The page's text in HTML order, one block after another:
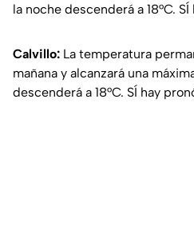
la noche descenderá a 18°C.
Calvillo: La temperatura
mañana y alcanzará una
descenderá a 18°C. SÍ hay